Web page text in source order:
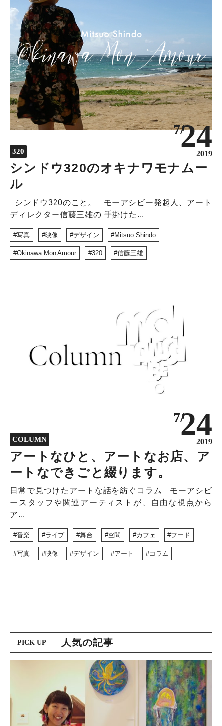
320
7/24
2019
シンドウ320のオキナワモナムー
ル
シンドウ320のこと。 モーアシビー発起人、アート
ディレクター信藤三雄の 手掛けた...
写真 映像 デザイン Mitsuo Shindo
Okinawa Mon Amour 320 信藤三雄
COLUMN
7/24
2019
アートなひと、アートなお店、ア
ートなできごと綴ります。
日常で見つけたアートな話を紡ぐコラム モーアシビ
ースタッフや関連アーティストが、自由な視点から
ア...
音楽 ライブ 舞台 空間 カフェ フード
写真 映像 デザイン アート コラム
人気の記事
PICK UP